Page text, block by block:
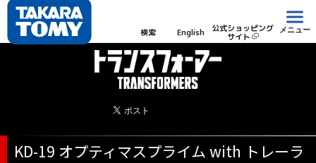
検索 English 公式ショッピング
サイト
メニュー
KD-19 オプティマスプライム with トレーラ